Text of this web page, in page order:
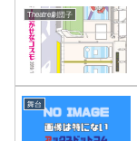
Theatre劇団子
舞台